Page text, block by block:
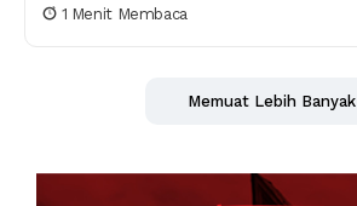
1 Menit Membaca
Memuat Lebih Banyak